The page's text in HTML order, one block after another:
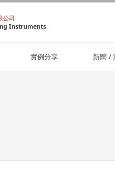
公司
Instruments
實例分享 新聞 /